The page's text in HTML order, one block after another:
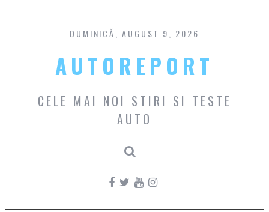
content
DUMINICĂ, AUGUST 9, 2026
AUTOREPORT
CELE MAI NOI STIRI SI TESTE
AUTO